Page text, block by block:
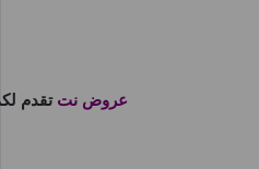
عروض نت تقدم